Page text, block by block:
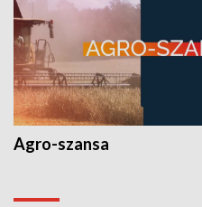
Agro-szansa